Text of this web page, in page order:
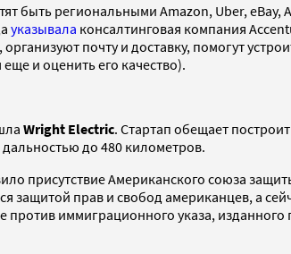
региональными Amazon, Uber, eBay,
указывала консалтинговая компания
почту и доставку, помогут
и оценить его качество).
Wright Electric. Стартап обещает
до 480 километров.
присутствие Американс­кого союза
защитой прав и свобод американцев, а
иммиграционного указа,